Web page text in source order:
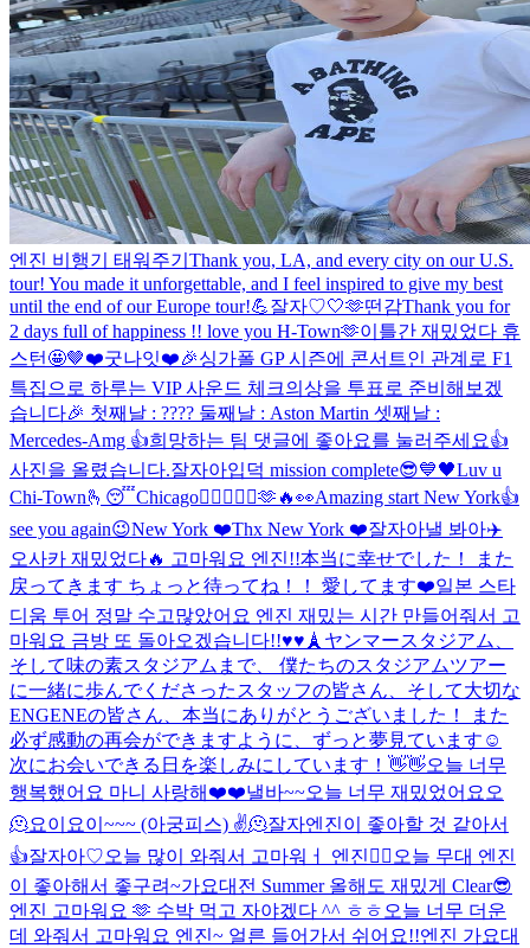
엔진 비행기 태워주기 Thank you, LA, and every city on our U.S.
tour! You made it unforgettable, and I feel inspired to give my best
until the end of our Europe tour!💪잘자♡🤍🫶떤감Thank you for
2 days full of happiness !! love you H-Town🫶이틀간 재밌었다 휴
스턴🤩🤎❤️굿나잇❤️🎉싱가폴 GP 시즌에 콘서트인 관계로 F1
특집으로 하루는 VIP 사운드 체크의상을 투표로 준비해보겠
습니다🎉 첫째날 : ???? 둘째날 : Aston Martin 셋째날 :
Mercedes-Amg 👍희망하는 팀 댓글에 좋아요를 눌러주세요👍
사진을 올렸습니다.잘자아입덕 mission complete😎💙🖤Luv u
Chi-Town🫰 😴Chicago❤️‍🔥🤘🙂‍↕️🫶🔥👀Amazing start New York👍
see you again😉New York ❤️Thx New York ❤️잘자아낼 봐아✈️
오사카 재밌었다🔥 고마워요 엔진!!本当に幸せでした！ また
戻ってきます ちょっと待ってね！！ 愛してます❤️일본 스타
디움 투어 정말 수고많았어요 엔진 재밌는 시간 만들어줘서 고
마워요 금방 또 돌아오겠습니다!!♥️♥️ 🗼 ヤンマースタジアム、
そして味の素スタジアムまで、 僕たちのスタジアムツアー
に一緒に歩んでくださったスタッフの皆さん、そして大切な
ENGENEの皆さん、本当にありがとうございました！ また
必ず感動の再会ができますように、ずっと夢見ています☺️
次にお会いできる日を楽しみにしています！👋👋오늘 너무
행복했어요 마니 사랑해❤️❤️낼바~~오늘 너무 재밌었어요오
🫠요이 요이~~~ (아궁피스) ✌️🫠잘자엔진이 좋아할 것 같아서
👍잘자아♡오늘 많이 와줘서 고마워ㅓ 엔진❤️‍🔥 오늘 무대 엔진
이 좋아해서 좋구려~가요대전 Summer 올해도 재밌게 Clear😎
엔진 고마워요 🫶 수박 먹고 자야겠다 ^^ ㅎㅎ 오늘 너무 더운
데 와줘서 고마워요 엔진~ 얼른 들어가서 쉬어요!!엔진 가요대